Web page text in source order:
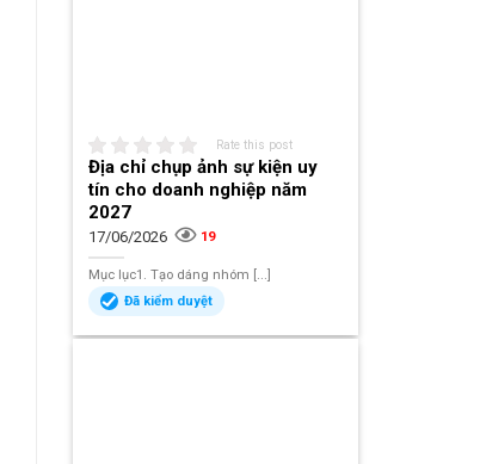
Rate this post
Địa chỉ chụp ảnh sự kiện uy
tín cho doanh nghiệp năm
2027
17/06/2026 19
Mục lục1. Tạo dáng nhóm [...]
Đã kiểm duyệt